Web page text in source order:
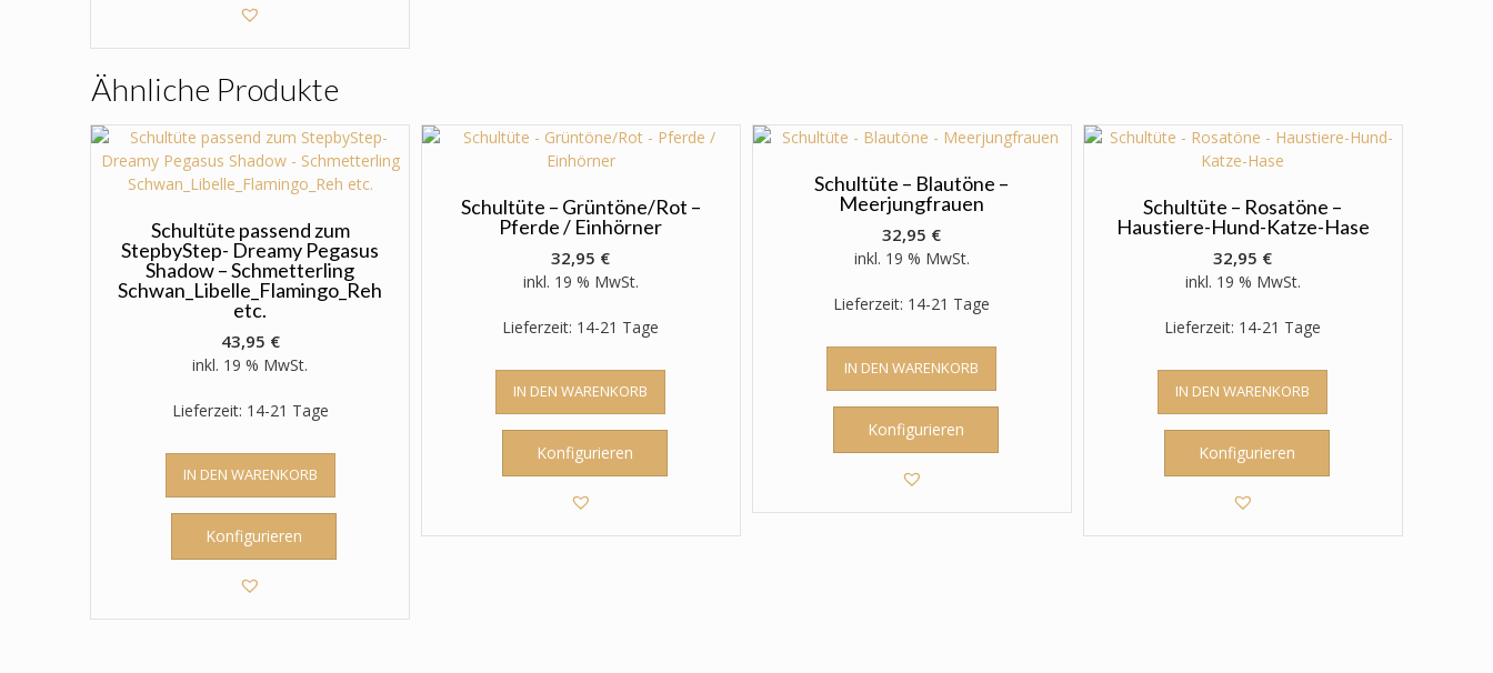
können
auf
der
gewählt
werden
Ähnliche Produkte
Schultüte passend zum
StepbyStep- Dreamy Pegasus
Shadow – Schmetterling
Schwan_Libelle_Flamingo_Reh
etc.
43,95 €
inkl. 19 % MwSt.
Lieferzeit: 14-21 Tage
IN DEN WARENKORB
Konfigurieren
Schultüte – Grüntöne/Rot –
Pferde / Einhörner
32,95 €
inkl. 19 % MwSt.
Lieferzeit: 14-21 Tage
IN DEN WARENKORB
Konfigurieren
Schultüte – Blautöne –
Meerjungfrauen
32,95 €
inkl. 19 % MwSt.
Lieferzeit: 14-21 Tage
IN DEN WARENKORB
Konfigurieren
Schultüte – Rosatöne –
Haustiere-Hund-Katze-Hase
32,95 €
inkl. 19 % MwSt.
Lieferzeit: 14-21 Tage
IN DEN WARENKORB
Konfigurieren